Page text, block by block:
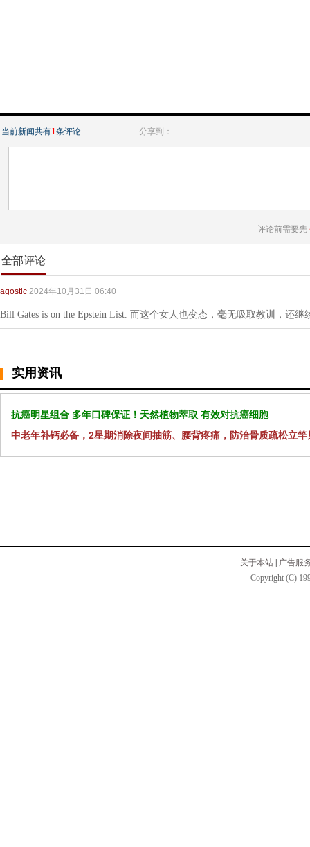
当前新闻共有1条评论 分享到：
评论前需要先
全部评论
agostic 2024年10月31日 06:40
Bill Gates is on the Epstein List. 而这个女人也变态，毫无吸取教训，还继
实用资讯
抗癌明星组合 多年口碑保证！天然植物萃取 有效对抗癌细胞
中老年补钙必备，2星期消除夜间抽筋、腰背疼痛，防治骨质疏松立竿
关于本站
广告服
Copyright (C)